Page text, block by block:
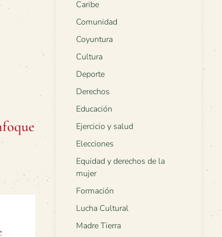
Caribe
Comunidad
Coyuntura
Cultura
Deporte
Derechos
Educación
Ejercicio y salud
Elecciones
Equidad y derechos de la
mujer
Formación
Lucha Cultural
Madre Tierra